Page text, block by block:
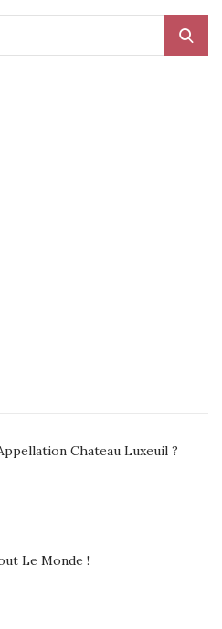
Chateau Luxeuil ?
Le Monde !